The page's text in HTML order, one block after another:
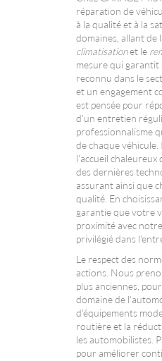
réparation de
à la qualité et à la
domaines, allant de
climatisationet le
mesure qui
reconnu dans le
et un engagement
est pensée pour
d'un entretien
professionnalisme
de chaque
l'accueil
des dernières
assurant ainsi que
qualité. En
garantie que votre
proximité avec
privilégié dans
Le respect des
actions. Nous
plus anciennes,
domaine de
d'équipements
routière et la
les automobilistes.
pour améliorer